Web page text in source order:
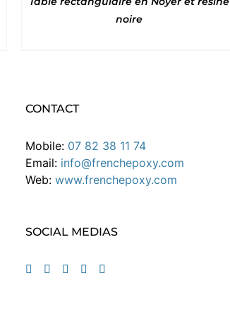
noire
CONTACT
Mobile: 07 82 38 11 74
Email: info@frenchepoxy.com
Web: www.frenchepoxy.com
SOCIAL MEDIAS